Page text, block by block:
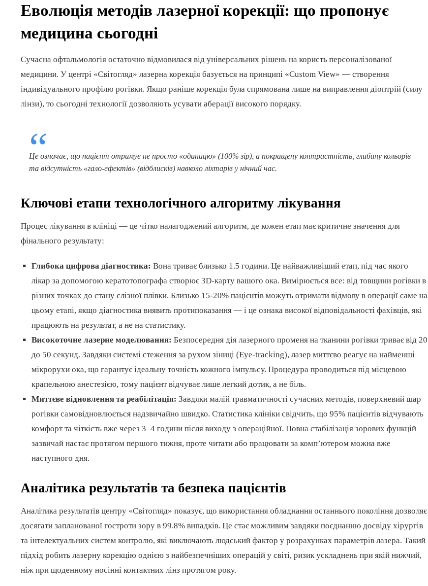
Еволюція методів лазерної корекції: що пропонує
медицина сьогодні
Сучасна офтальмологія остаточно відмовилася від універсальних рішень на користь персоналізованої
медицини. У центрі «Світогляд» лазерна корекція базується на принципі «Custom View» — створення
індивідуального профілю рогівки. Якщо раніше корекція була спрямована лише на виправлення діоптрій (силу
лінзи), то сьогодні технології дозволяють усувати аберації високого порядку.
Це означає, що пацієнт отримує не просто «одиницю» (100% зір), а покращену контрастність, глибину кольорів
та відсутність «гало-ефектів» (відблисків) навколо ліхтарів у нічний час.
Ключові етапи технологічного алгоритму лікування
Процес лікування в клініці — це чітко налагоджений алгоритм, де кожен етап має критичне значення для
фінального результату:
Глибока цифрова діагностика: Вона триває близько 1.5 години. Це найважливіший етап, під час якого
лікар за допомогою кератотопографа створює 3D-карту вашого ока. Вимірюється все: від товщини рогівки в
різних точках до стану слізної плівки. Близько 15-20% пацієнтів можуть отримати відмову в операції саме на
цьому етапі, якщо діагностика виявить протипоказання — і це ознака високої відповідальності фахівців, які
працюють на результат, а не на статистику.
Високоточне лазерне моделювання: Безпосередня дія лазерного променя на тканини рогівки триває від 20
до 50 секунд. Завдяки системі стеження за рухом зіниці (Eye-tracking), лазер миттєво реагує на найменші
мікрорухи ока, що гарантує ідеальну точність кожного імпульсу. Процедура проводиться під місцевою
крапельною анестезією, тому пацієнт відчуває лише легкий дотик, а не біль.
Миттєве відновлення та реабілітація: Завдяки малій травматичності сучасних методів, поверхневий шар
рогівки самовідновлюється надзвичайно швидко. Статистика клініки свідчить, що 95% пацієнтів відчувають
комфорт та чіткість вже через 3–4 години після виходу з операційної. Повна стабілізація зорових функцій
зазвичай настає протягом першого тижня, проте читати або працювати за комп’ютером можна вже
наступного дня.
Аналітика результатів та безпека пацієнтів
Аналітика результатів центру «Світогляд» показує, що використання обладнання останнього покоління дозволяє
досягати запланованої гостроти зору в 99.8% випадків. Це стає можливим завдяки поєднанню досвіду хірургів
та інтелектуальних систем контролю, які виключають людський фактор у розрахунках параметрів лазера. Такий
підхід робить лазерну корекцію однією з найбезпечніших операцій у світі, ризик ускладнень при якій нижчий,
ніж при щоденному носінні контактних лінз протягом року.